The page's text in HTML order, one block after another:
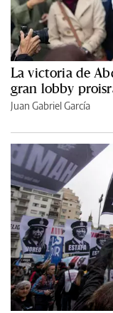
La victoria de
gran lobby
Juan Gabriel García